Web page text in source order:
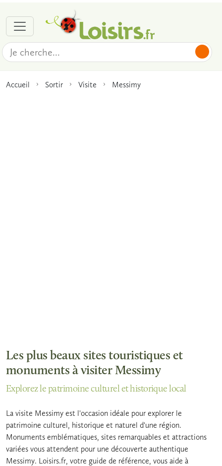
Accueil Sortir Visite Messimy
Les plus beaux sites touristiques et
monuments à visiter Messimy
Explorez le patrimoine culturel et historique local
La visite Messimy est l'occasion idéale pour explorer le
patrimoine culturel, historique et naturel d'une région.
Monuments emblématiques, sites remarquables et attractions
variées vous attendent pour une découverte authentique
Messimy. Loisirs.fr, votre guide de référence, vous aide à